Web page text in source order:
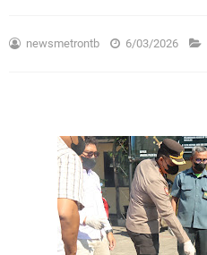
newsmetrontb 6/03/2026